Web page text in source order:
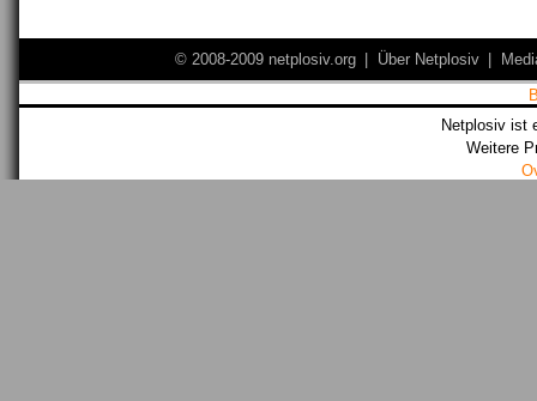
© 2008-2009 netplosiv.org Über Netplosiv
Netplosiv ist
Weitere